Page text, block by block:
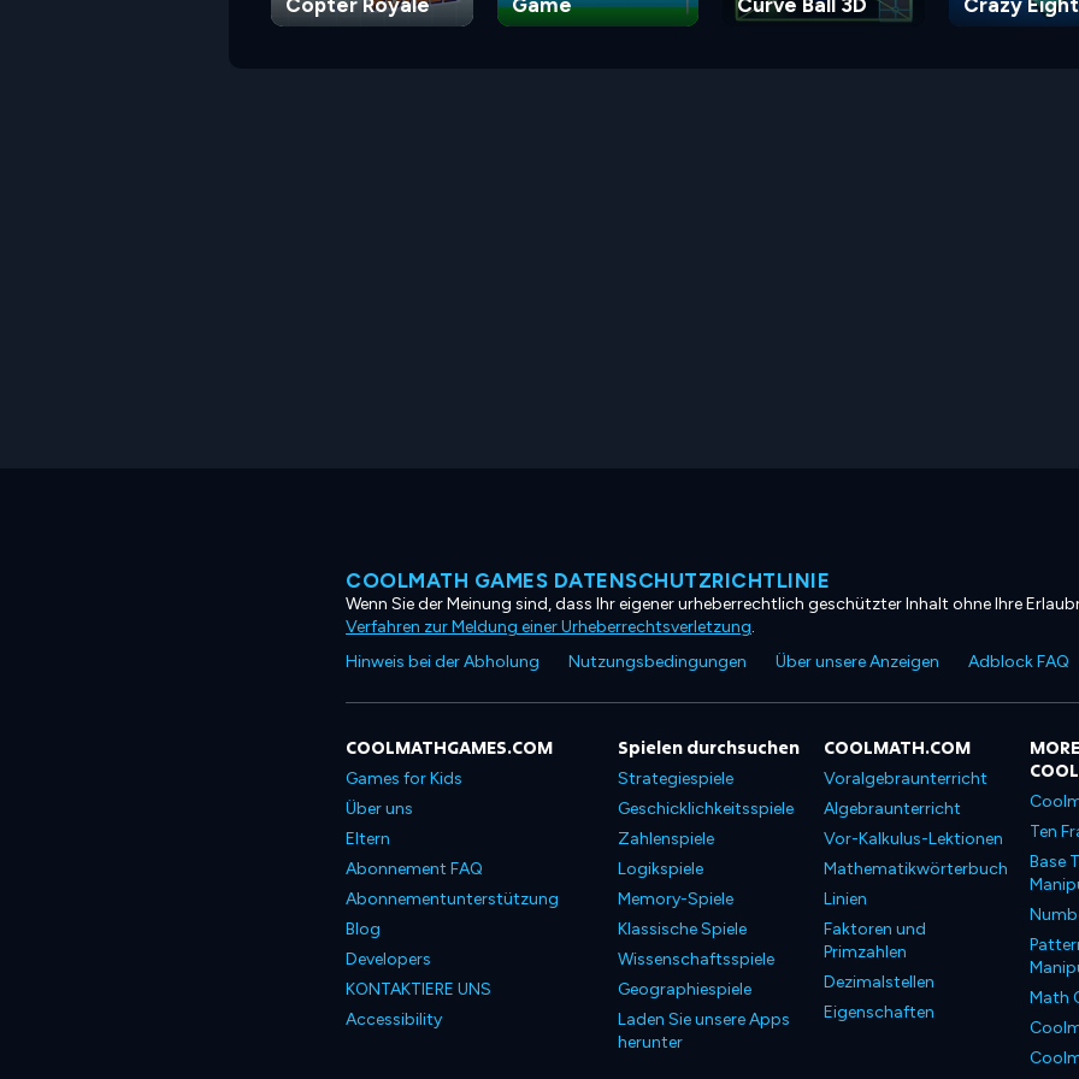
COOLMATH GAMES DATENSCHUTZRICHTLINIE
Wenn Sie der Meinung sind, dass Ihr eigener urheberrechtlich geschützter Inhalt ohne Ihre
Verfahren zur Meldung einer Urheberrechtsverletzung.
Hinweis bei der Abholung
Nutzungsbedingungen Über unsere Anzeigen Adblock FAQ
COOLMATHGAMES.COM
Games for Kids
Über uns
Eltern
Abonnement FAQ
Abonnementunterstützung
Blog
Developers
KONTAKTIERE UNS
Accessibility
Spielen durchsuchen
Strategiespiele
Geschicklichkeitsspiele
Zahlenspiele
Logikspiele
Memory-Spiele
Klassische Spiele
Wissenschaftsspiele
Geographiespiele
Laden Sie unsere Apps
herunter
COOLMATH.COM
Voralgebraunterricht
Algebraunterricht
Vor-Kalkulus-Lektionen
Mathematikwörterbuch
Linien
Faktoren und
Primzahlen
Dezimalstellen
Eigenschaften
Ten
Base
Math